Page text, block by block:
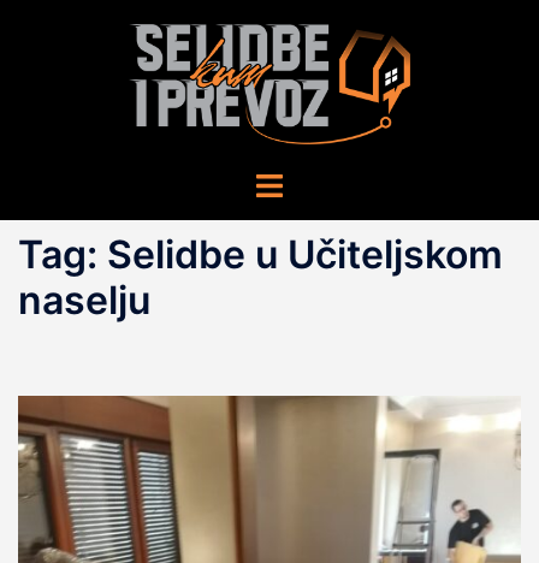
Toggle
Tag: Selidbe u Učiteljskom
naselju